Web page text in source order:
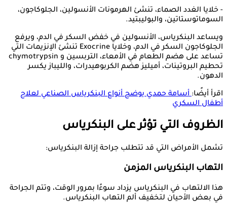
- خلايا الغدد الصماء، تنشئ الهرمونات الأنسولين، الجلوكاجون،
السوماتوستاتين، والبوليبتيد.
ويساعد البنكرياس، الأنسولين في خفض السكر في الدم، ويرفع
الجلوكاجون السكر في الدم، وخلايا Exocrine تنشئ الإنزيمات التي
تساعد على هضم الطعام في الأمعاء، التربسين و chymotrypsin
تحطيم البروتينات، أميليز هضم الكربوهيدرات، والليباز يكسر
الدهون.
اقرأ أيضًا:أسامة حمدي يوضح أنواع البنكرياس الصناعي لعلاج
أطفال السكري
الظروف التي تؤثر على البنكرياس
تشمل الأمراض التي قد تتطلب جراحة إزالة البنكرياس:
التهاب البنكرياس المزمن
هذا الالتهاب في البنكرياس يزداد سوءًا بمرور الوقت، وتتم الجراحة
في بعض الأحيان لتخفيف ألم التهاب البنكرياس.